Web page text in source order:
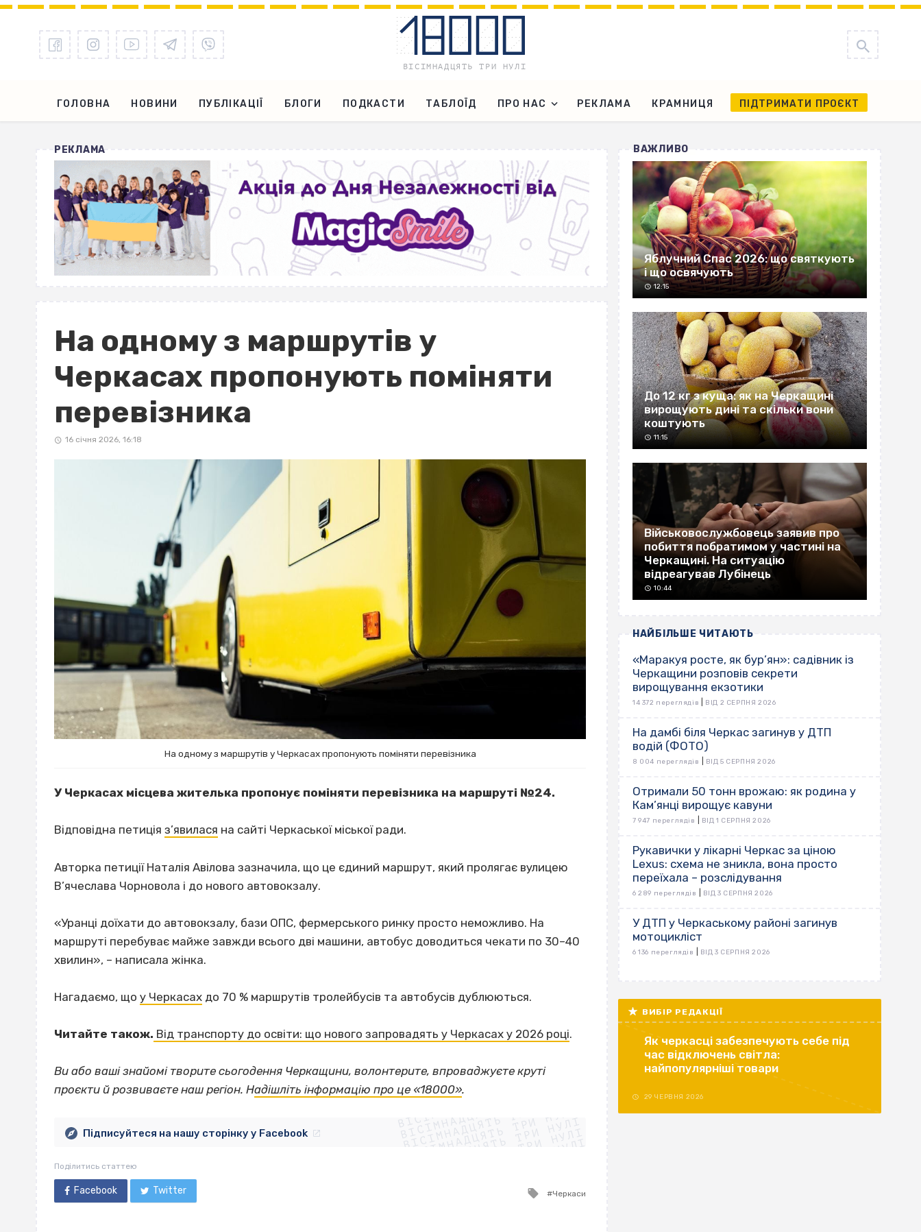
ГОЛОВНА НОВИНИ ПУБЛІКАЦІЇ БЛОГИ ПОДКАСТИ ТАБЛОЇД ПРО НАС РЕКЛАМА КРАМНИЦЯ ПІДТРИМАТИ ПРОЄКТ
РЕКЛАМА
На одному з маршрутів у
Черкасах пропонують поміняти
перевізника
16 січня 2026, 16:18
На одному з маршрутів у Черкасах пропонують поміняти перевізника
У Черкасах місцева жителька пропонує поміняти перевізника на маршруті №24.
Відповідна петиція з’явилася на сайті Черкаської міської ради.
Авторка петиції Наталія Авілова зазначила, що це єдиний маршрут, який пролягає вулицею
В’ячеслава Чорновола і до нового автовокзалу.
«Уранці доїхати до автовокзалу, бази ОПС, фермерського ринку просто неможливо. На
маршруті перебуває майже завжди всього дві машини, автобус доводиться чекати по 30–40
хвилин», – написала жінка.
Нагадаємо, що у Черкасах до 70 % маршрутів тролейбусів та автобусів дублюються.
Читайте також. Від транспорту до освіти: що нового запровадять у Черкасах у 2026 році.
Ви або ваші знайомі творите сьогодення Черкащини, волонтерите, впроваджуєте круті
проєкти й розвиваєте наш регіон. Надішліть інформацію про це «18000».
ВІСІМНАДЦЯТЬ ТРИ НУЛІ
ВІСІМНАДЦЯТЬ ТРИ НУЛІ
ВІСІМНАДЦЯТЬ ТРИ НУЛІ
ВІСІМНАДЦЯТЬ ТРИ НУЛІ
ВІСІМНАДЦЯТЬ ТРИ НУЛІ
ВІСІМНАДЦЯТЬ ТРИ НУЛІ
ВІСІМНАДЦЯТЬ ТРИ НУЛІ
ВІСІМНАДЦЯТЬ ТРИ НУЛІ
Підписуйтеся на нашу сторінку у Facebook
Поділитись статтею
Facebook Twitter
Tagged
Черкаси
ВАЖЛИВО
Яблучний Спас 2026: що святкують
і що освячують
12:15
До 12 кг з куща: як на Черкащині
вирощують дині та скільки вони
коштують
11:15
Військовослужбовець заявив про
побиття побратимом у частині на
Черкащині. На ситуацію
відреагував Лубінець
10:44
НАЙБІЛЬШЕ ЧИТАЮТЬ
«Маракуя росте, як бур’ян»: садівник із
Черкащини розповів секрети
вирощування екзотики
14 372 переглядів ВІД 2 СЕРПНЯ 2026
На дамбі біля Черкас загинув у ДТП
водій (ФОТО)
8 004 переглядів ВІД 5 СЕРПНЯ 2026
Отримали 50 тонн врожаю: як родина у
Кам’янці вирощує кавуни
7 947 переглядів ВІД 1 СЕРПНЯ 2026
Рукавички у лікарні Черкас за ціною
Lexus: схема не зникла, вона просто
переїхала – розслідування
6 289 переглядів ВІД 3 СЕРПНЯ 2026
У ДТП у Черкаському районі загинув
мотоцикліст
6 136 переглядів ВІД 3 СЕРПНЯ 2026
ВИБІР РЕДАКЦІЇ
Як черкасці забезпечують себе під
час відключень світла:
найпопулярніші товари
29 ЧЕРВНЯ 2026